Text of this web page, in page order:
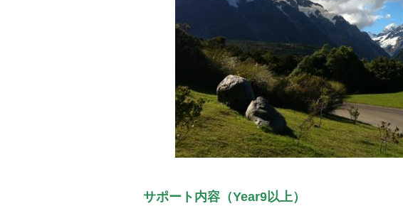
サポート内容（Year9以上）